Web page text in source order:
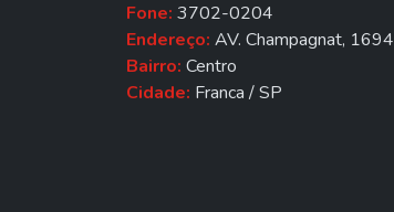
Fone: 3702-0204
Endereço: AV. Champagnat, 1694
Bairro: Centro
Cidade: Franca / SP